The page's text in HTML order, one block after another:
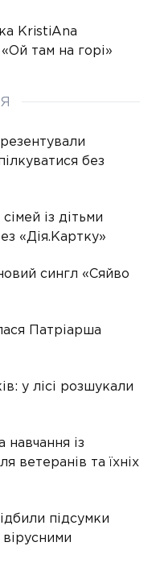
KristiAna
там на горі»
без
із дітьми
«Дія.Картку»
сингл «Сяйво
Патріарша
у лісі розшукали
навчання із
ветеранів та їхніх
підсумки